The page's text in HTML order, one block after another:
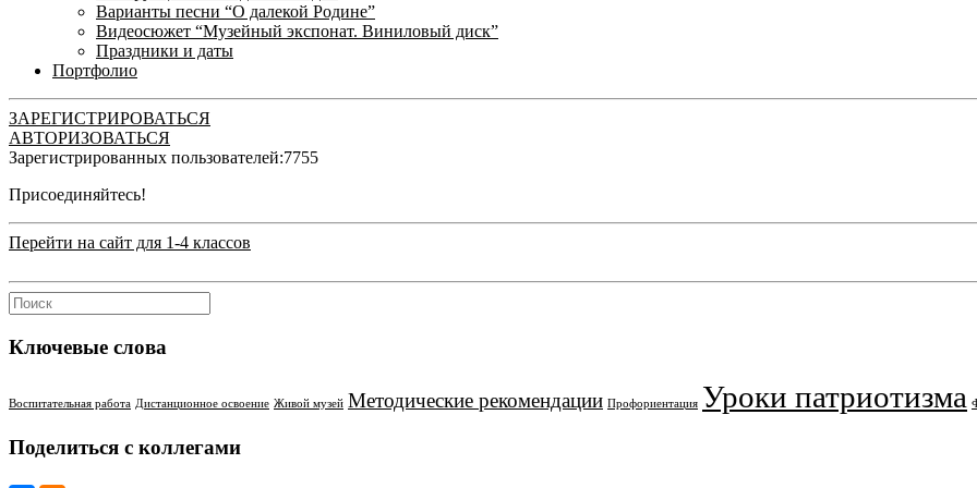
Варианты песни “О далекой Родине”
Видеосюжет “Музейный экспонат. Виниловый диск”
Праздники и даты
Портфолио
ЗАРЕГИСТРИРОВАТЬСЯ
АВТОРИЗОВАТЬСЯ
Зарегистрированных пользователей:7755
Присоединяйтесь!
Перейти на сайт для 1-4 классов
Ключевые слова
Воспитательная работа Дистанционное освоение Живой музей Методические рекомендации Профориентация Уроки патриотизма
Поделиться с коллегами